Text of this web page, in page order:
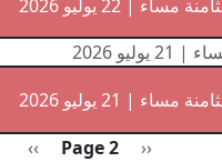
مساء | 22 يوليو 2026
2026
مساء | 21 يوليو 2026
Previous page
‹‹
Page 2
››